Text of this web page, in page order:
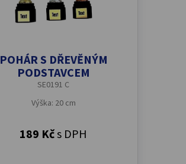
POHÁR S DŘEVĚNÝM
PODSTAVCEM
SE0191 C
Výška: 20 cm
189 Kčs DPH